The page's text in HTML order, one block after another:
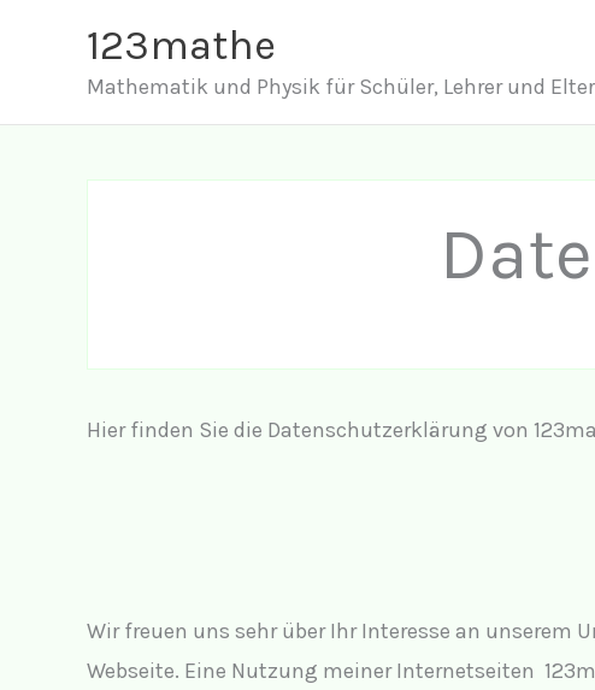
123mathe
Mathematik und Physik für Schüler, Lehrer und
Hier finden Sie die Datenschutzerklärung von
Wir freuen uns sehr über Ihr Interesse an unserem
Webseite. Eine Nutzung meiner Internetseiten